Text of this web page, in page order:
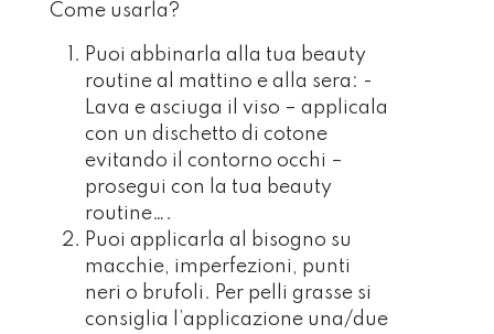
Come usarla?
Puoi abbinarla alla tua beauty
routine al mattino e alla sera: -
Lava e asciuga il viso – applicala
con un dischetto di cotone
evitando il contorno occhi –
prosegui con la tua beauty
routine….
Puoi applicarla al bisogno su
macchie, imperfezioni, punti
neri o brufoli. Per pelli grasse si
consiglia l’applicazione una/due